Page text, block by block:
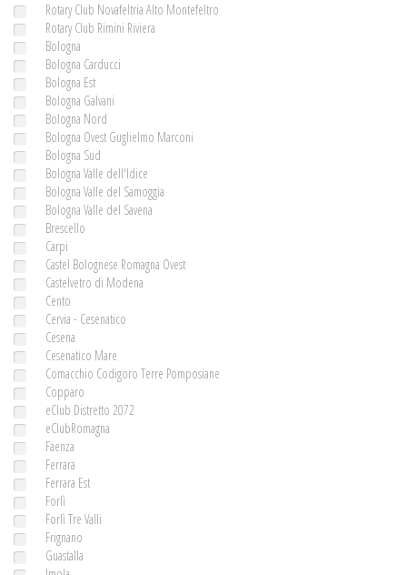
Rotary Club Novafeltria Alto Montefeltro
Rotary Club Rimini Riviera
Bologna
Bologna Carducci
Bologna Est
Bologna Galvani
Bologna Nord
Bologna Ovest Guglielmo Marconi
Bologna Sud
Bologna Valle dell'Idice
Bologna Valle del Samoggia
Bologna Valle del Savena
Brescello
Carpi
Castel Bolognese Romagna Ovest
Castelvetro di Modena
Cento
Cervia - Cesenatico
Cesena
Cesenatico Mare
Comacchio Codigoro Terre Pomposiane
Copparo
eClub Distretto 2072
eClubRomagna
Faenza
Ferrara
Ferrara Est
Forlì
Forlì Tre Valli
Frignano
Guastalla